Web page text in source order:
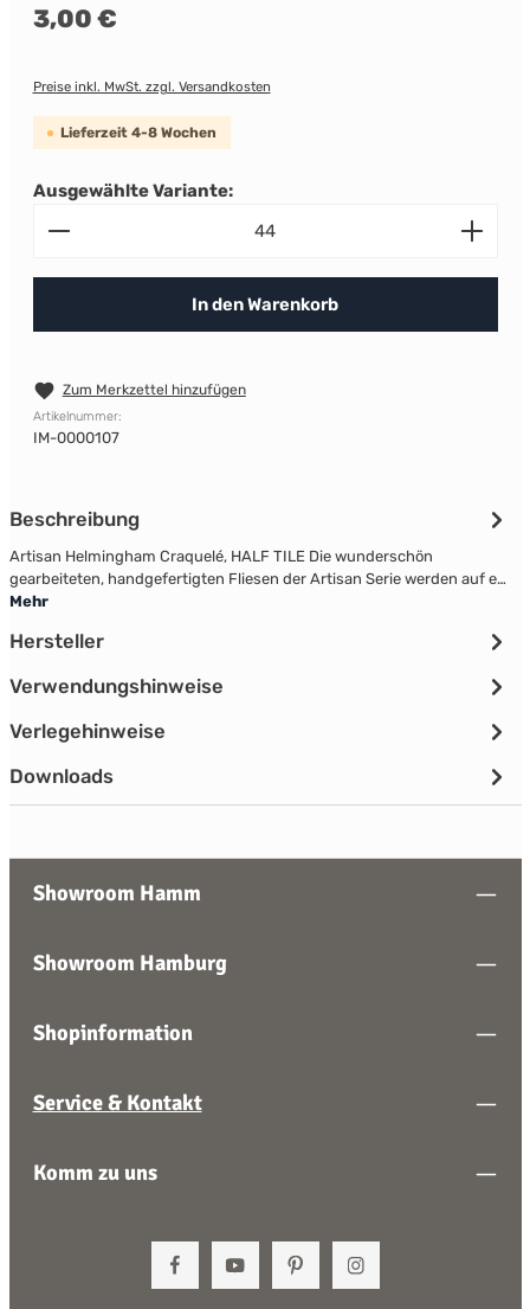
Regulärer Preis:
3,00 €
Preise inkl. MwSt. zzgl. Versandkosten
Lieferzeit 4-8 Wochen
Ausgewählte Variante:
Produkt Anzahl: Gib den gewünschten Wert ein
In den Warenkorb
Zum Merkzettel hinzufügen
Artikelnummer:
IM-0000107
Beschreibung
Artisan Helmingham Craquelé, HALF TILE Die wunderschön
gearbeiteten, handgefertigten Fliesen der Artisan Serie werden auf e…
Mehr
Hersteller
Verwendungshinweise
Verlegehinweise
Downloads
Showroom Hamm
Showroom Hamburg
Shopinformation
Service & Kontakt
Komm zu uns